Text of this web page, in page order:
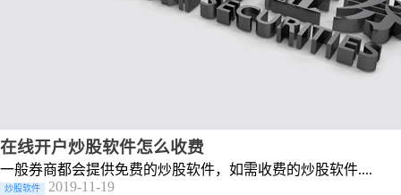
在线开户炒股软件怎么收费
一般券商都会提供免费的炒股软件，如需收费的炒股软件....
炒股软件 2019-11-19